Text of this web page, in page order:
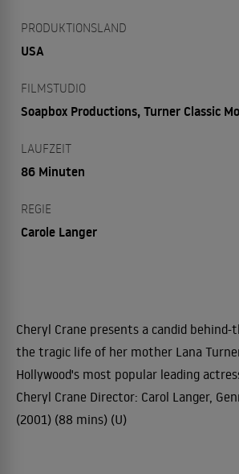
PRODUKTIONSLAND
USA
FILMSTUDIO
Soapbox Productions, Turner Classic
LAUFZEIT
86 Minuten
REGIE
Carole Langer
Cheryl Crane presents a candid behind-
the tragic life of her mother Lana
Hollywood's most popular leading
Cheryl Crane Director: Carol Langer,
(2001) (88 mins) (U)